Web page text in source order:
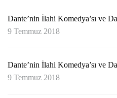
Dante’nin İlahi Komedya’sı ve
9 Temmuz 2018
Dante’nin İlahi Komedya’sı ve
9 Temmuz 2018